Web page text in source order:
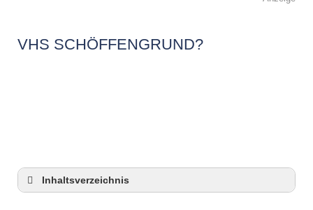
VHS SCHÖFFENGRUND?
Inhaltsverzeichnis